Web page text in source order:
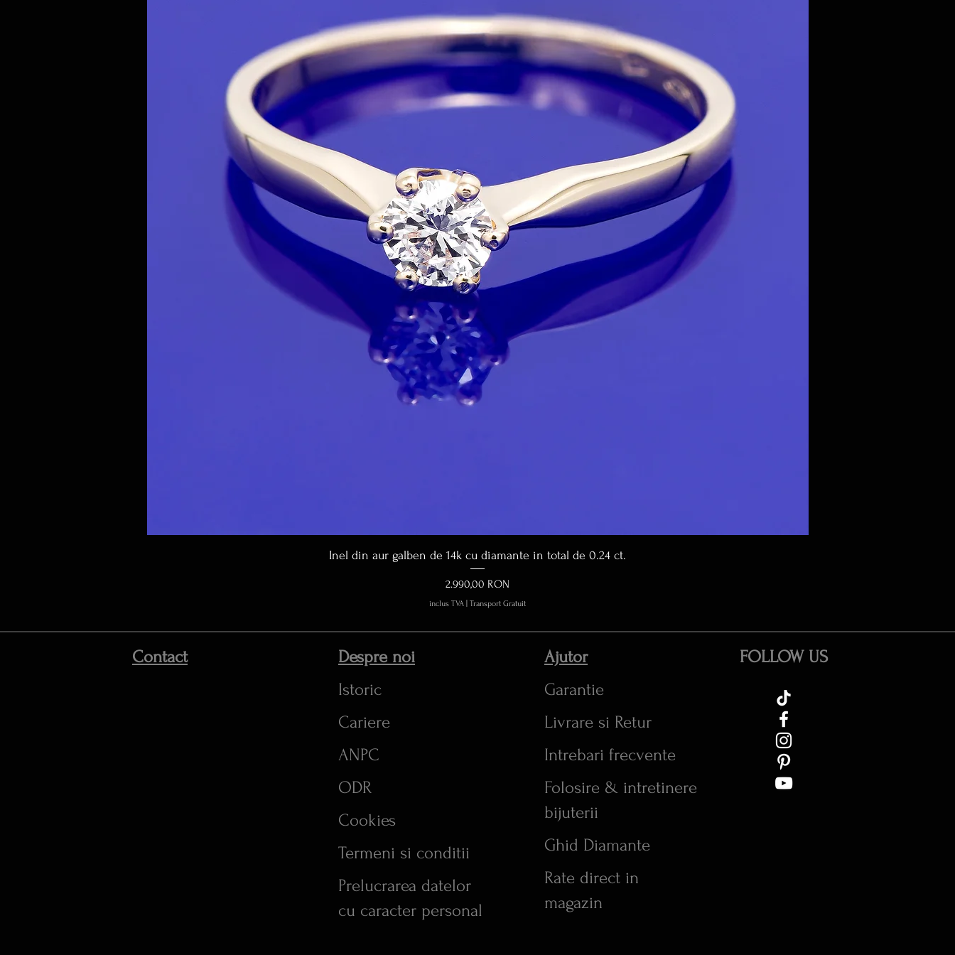
Afișare rapidă
Inel din aur galben de 14k cu diamante in total de 0.24 ct.
Preț
2.990,00 RON
inclus TVA Transport Gratuit
Contact
Despre noi
Istoric
Cariere
ANPC
ODR
Cookies
Termeni si conditii
Prelucrarea datelor
cu caracter personal
Ajutor
FOLLOW US
Garantie
Livrare si Retur
Intrebari frecvente
Folosire & intretinere
bijuterii
Ghid Diamante
Rate direct in
magazin